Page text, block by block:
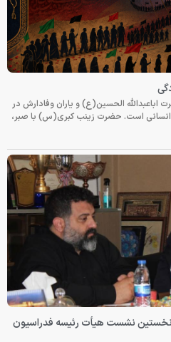
الحسین(ع) و یاران وفادارش در
است. حضرت زینب کبری(س) با صبر،
نشست هیأت رئیسه فدراسیون